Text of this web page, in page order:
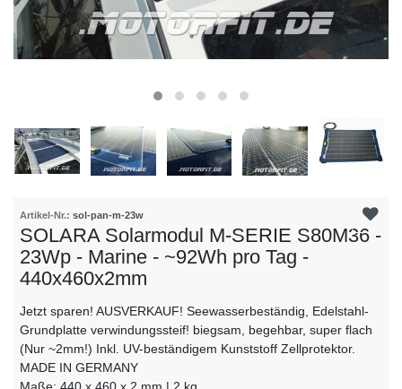
Artikel-Nr.: sol-pan-m-23w
SOLARA Solarmodul M-SERIE S80M36 -
23Wp - Marine - ~92Wh pro Tag -
440x460x2mm
Jetzt sparen! AUSVERKAUF! Seewasserbeständig, Edelstahl-
Grundplatte verwindungssteif! biegsam, begehbar, super flach
(Nur ~2mm!) Inkl. UV-beständigem Kunststoff Zellprotektor.
MADE IN GERMANY